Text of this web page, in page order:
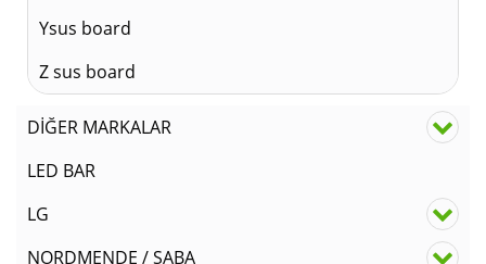
Ysus board
Z sus board
DİĞER MARKALAR
LED BAR
LG
NORDMENDE / SABA